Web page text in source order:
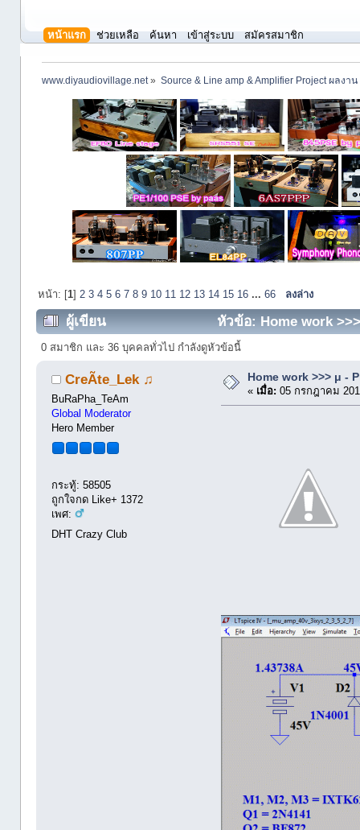
หน้าแรก ช่วยเหลือ ค้นหา เข้าสู่ระบบ สมัครสมาชิก
www.diyaudiovillage.net» Source & Line amp & Amplifier Project ผลงาน
หน้า: [1]2 3 4 5 6 7 8 9 10 11 12 13 14 15 16 ...66 ลงล่าง
ผู้เขียน หัวข้อ: Home work
0 สมาชิก และ 36 บุคคลทั่วไป กำลังดูหัวข้อนี้
CreÃte_Lek ♫
BuRaPha_TeAm
Global Moderator
Hero Member
กระทู้: 58505
ถูกใจกด Like+ 1372
เพศ:
DHT Crazy Club
Home work >>> μ -
« เมื่อ: 05 กรกฎาคม